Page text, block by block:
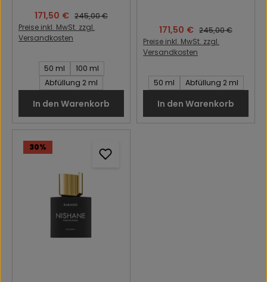
Verkaufspreis:
171,50 € Regulärer Preis:
245,00 €
Preise inkl. MwSt. zzgl.
Versandkosten
Inhalt des Artikel:
50 ml
100 ml
Abfüllung 2 ml
In den Warenkorb
Verkaufspreis:
171,50 € Regulärer Preis:
245,00 €
Preise inkl. MwSt. zzgl.
Versandkosten
Inhalt des Artikel:
50 ml Abfüllung 2 ml
In den Warenkorb
30%